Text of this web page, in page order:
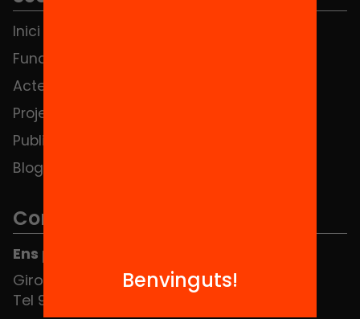
Inici
Fundació
Actes
Projectes
Publicacions i vídeos
Blog
Contacte
Ens pots trobar al Hub Social
Girona 34, interior 08010 Barcelona
Tel 934 588 700
Benvinguts!